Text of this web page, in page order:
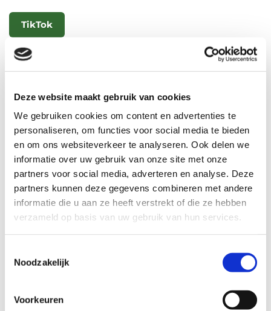
Deze website maakt gebruik van cookies
We gebruiken cookies om content en advertenties te
personaliseren, om functies voor social media te bieden
en om ons websiteverkeer te analyseren. Ook delen we
informatie over uw gebruik van onze site met onze
partners voor social media, adverteren en analyse. Deze
partners kunnen deze gegevens combineren met andere
informatie die u aan ze heeft verstrekt of die ze hebben
verzameld op basis van uw gebruik van hun services.
Noodzakelijk
Voorkeuren
TikTok
Natuurlijk kan je in een minuut niet veel vertellen.
Daarom staan er youtube video’s met meer informatie.
zoals op Tiktok kun je die vinden onder de naam
Een voorbeeld van een levensbeschouwelijk video is ons
volkslied, het Wilhelmus. Weet jij wat er bedoeld wordt
met Wilhelmus, ben ik van Duitschen bloed. En hoe zit
het met de “koning van Spanje heb ik altijd geëerd”?
De video’s geven antwoorden op deze en andere
vragen.
deze video te bekijken.